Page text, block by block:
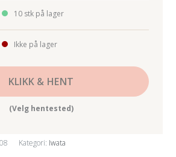
10 stk på lager
Ikke på lager
KLIKK & HENT
(Velg hentested)
Kategori: Iwata